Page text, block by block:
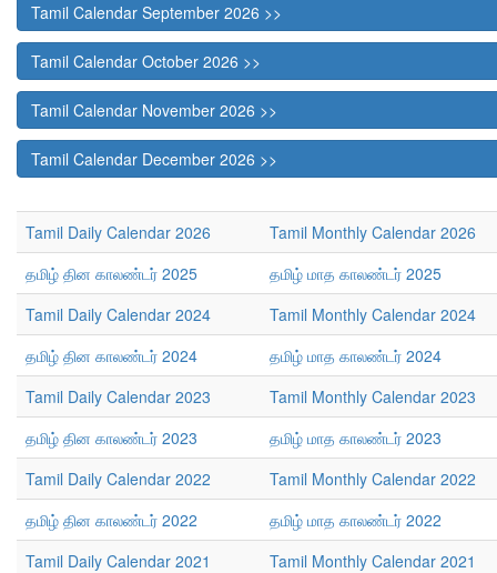
Tamil Calendar September 2026 >>
Tamil Calendar October 2026 >>
Tamil Calendar November 2026 >>
Tamil Calendar December 2026 >>
Tamil Daily Calendar 2026
Tamil Monthly Calendar 2026
தமிழ் தின காலண்டர் 2025
தமிழ் மாத காலண்டர் 2025
Tamil Daily Calendar 2024
Tamil Monthly Calendar 2024
தமிழ் தின காலண்டர் 2024
தமிழ் மாத காலண்டர் 2024
Tamil Daily Calendar 2023
Tamil Monthly Calendar 2023
தமிழ் தின காலண்டர் 2023
தமிழ் மாத காலண்டர் 2023
Tamil Daily Calendar 2022
Tamil Monthly Calendar 2022
தமிழ் தின காலண்டர் 2022
தமிழ் மாத காலண்டர் 2022
Tamil Daily Calendar 2021
Tamil Monthly Calendar 2021